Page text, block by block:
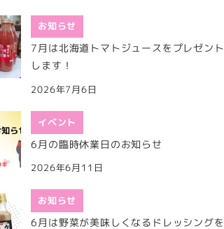
お知らせ
7月は北海道トマトジュースをプレゼント
します！
2026年7月6日
イベント
6月の臨時休業日のお知らせ
2026年6月11日
お知らせ
6月は野菜が美味しくなるドレッシングを